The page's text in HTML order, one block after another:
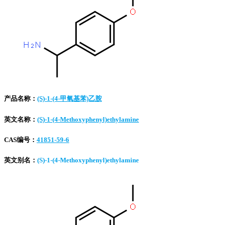
产品名称： (S)-1-(4-甲氧基苯)乙胺
英文名称： (S)-1-(4-Methoxyphenyl)ethylamine
CAS编号： 41851-59-6
英文别名： (S)-1-(4-Methoxyphenyl)ethylamine